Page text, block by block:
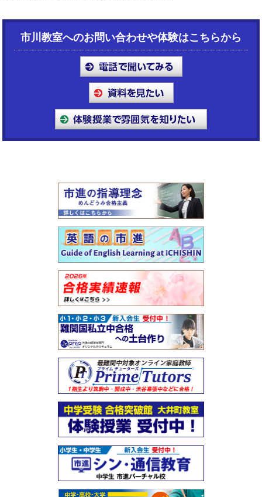
市川教室へのお問い合わせや体験はこちらから